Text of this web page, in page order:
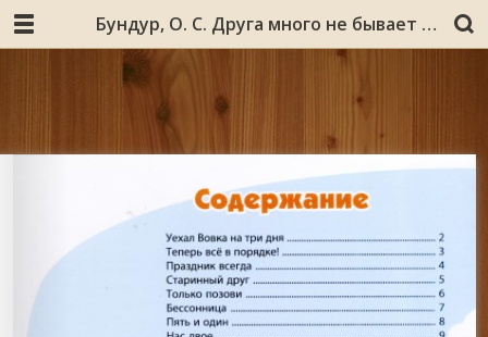
Бундур, О. С. Друга много не бывает : стихи для детей / О. Бундур ; [ред. Нина Жуланова ; оформ. - А. Тучин]. - [Кандалакша : Ре_Ка], 2013. - 41 с., включ. обл. : цв. ил.